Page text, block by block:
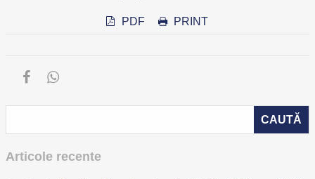
PDF PRINT
Articole recente